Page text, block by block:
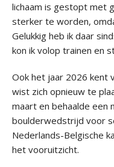
lichaam is gestopt met
sterker te worden,
Gelukkig heb ik daar
kon ik volop trainen en
Ook het jaar 2026 kent
wist zich opnieuw te
maart en behaalde een
boulderwedstrijd voor
Nederlands-Belgische
het vooruitzicht.